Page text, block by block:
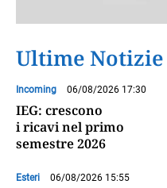
Ultime Notizie
Incoming 06/08/2026 17:30
IEG: crescono
i ricavi nel primo
semestre 2026
Esteri 06/08/2026 15:55